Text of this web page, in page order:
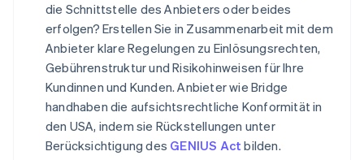
die Schnittstelle des Anbieters oder beides
erfolgen? Erstellen Sie in Zusammenarbeit mit dem
Anbieter klare Regelungen zu Einlösungsrechten,
Gebührenstruktur und Risikohinweisen für Ihre
Kundinnen und Kunden. Anbieter wie Bridge
handhaben die aufsichtsrechtliche Konformität in
den USA, indem sie Rückstellungen unter
Berücksichtigung des GENIUS Act bilden.